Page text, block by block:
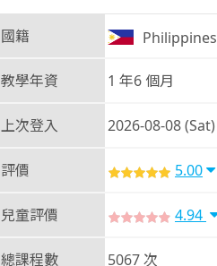
國籍 Philippines
教學年資 1 年6 個月
上次登入 2026-08-08 (Sat)
評價 5.00
兒童評價 4.94
總課程數 5067 次